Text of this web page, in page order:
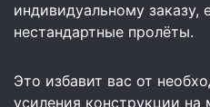
индивидуальному заказу,
нестандартные пролёты.
Это избавит вас от
усиления конструкции на